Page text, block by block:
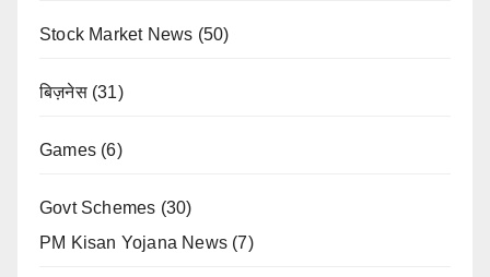
Stock Market News (50)
बिज़नेस(31)
Games (6)
Govt Schemes (30)
PM Kisan Yojana News (7)